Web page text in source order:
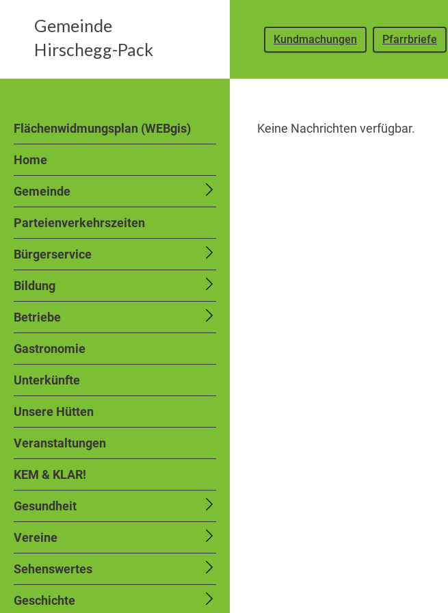
Kundmachungen Pfarrbriefe
Gemeinde
Hirschegg-Pack
Flächenwidmungsplan (WEBgis)
Home
Gemeinde
Parteienverkehrszeiten
Bürgerservice
Bildung
Betriebe
Gastronomie
Unterkünfte
Unsere Hütten
Veranstaltungen
KEM & KLAR!
Gesundheit
Vereine
Sehenswertes
Geschichte
Keine Nachrichten verfügbar.